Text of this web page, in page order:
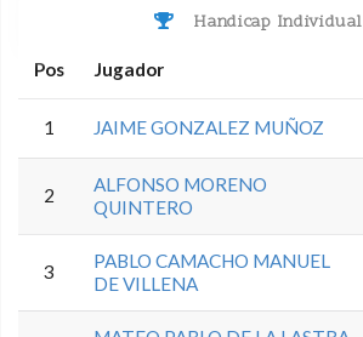
Handicap Individual
Pos Jugador
1 JAIME GONZALEZ MUÑOZ
2
ALFONSO MORENO
QUINTERO
3
PABLO CAMACHO MANUEL
DE VILLENA